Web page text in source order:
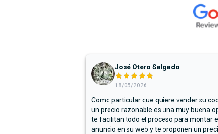
José Otero Salgado
18/05/2026
Como particular que quiere vender su
un precio razonable es una muy buena
te facilitan todo el proceso para montar
anuncio en su web y te proponen un